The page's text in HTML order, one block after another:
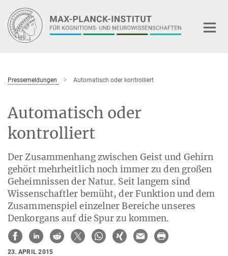
Hauptinhalt
Pressemeldungen Automatisch oder kontrolliert
Automatisch oder
kontrolliert
Der Zusammenhang zwischen Geist und Gehirn
gehört mehrheitlich noch immer zu den großen
Geheimnissen der Natur. Seit langem sind
Wissenschaftler bemüht, der Funktion und dem
Zusammenspiel einzelner Bereiche unseres
Denkorgans auf die Spur zu kommen.
23. APRIL 2015